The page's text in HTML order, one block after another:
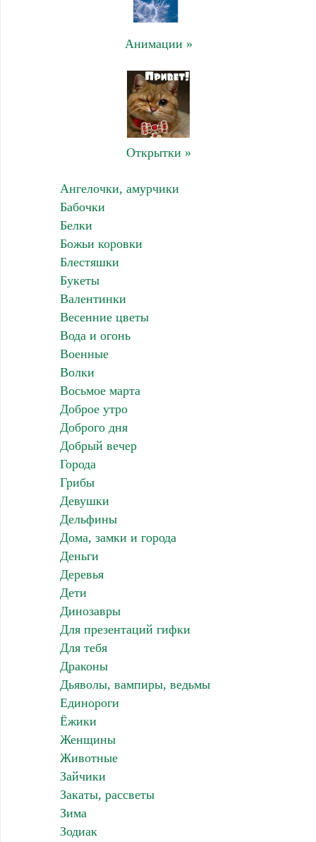
Анимации »
Открытки »
Ангелочки, амурчики
Бабочки
Белки
Божьи коровки
Блестяшки
Букеты
Валентинки
Весенние цветы
Вода и огонь
Военные
Волки
Восьмое марта
Доброе утро
Доброго дня
Добрый вечер
Города
Грибы
Девушки
Дельфины
Дома, замки и города
Деньги
Деревья
Дети
Динозавры
Для презентаций гифки
Для тебя
Драконы
Дьяволы, вампиры, ведьмы
Единороги
Ёжики
Женщины
Животные
Зайчики
Закаты, рассветы
Зима
Зодиак